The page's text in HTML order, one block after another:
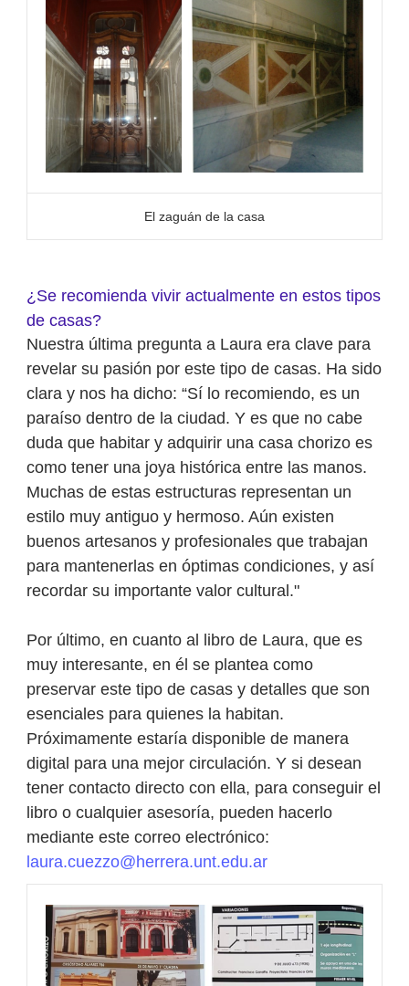
El zaguán de la casa
¿Se recomienda vivir actualmente en estos tipos
de casas?
Nuestra última pregunta a Laura era clave para
revelar su pasión por este tipo de casas. Ha sido
clara y nos ha dicho: “Sí lo recomiendo, es un
paraíso dentro de la ciudad. Y es que no cabe
duda que habitar y adquirir una casa chorizo es
como tener una joya histórica entre las manos.
Muchas de estas estructuras representan un
estilo muy antiguo y hermoso. Aún existen
buenos artesanos y profesionales que trabajan
para mantenerlas en óptimas condiciones, y así
recordar su importante valor cultural."
Por último, en cuanto al libro de Laura, que es
muy interesante, en él se plantea como
preservar este tipo de casas y detalles que son
esenciales para quienes la habitan.
Próximamente estaría disponible de manera
digital para una mejor circulación. Y si desean
tener contacto directo con ella, para conseguir el
libro o cualquier asesoría, pueden hacerlo
mediante este correo electrónico:
laura.cuezzo@herrera.unt.edu.ar